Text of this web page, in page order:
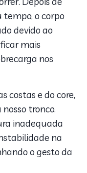
o corpo
devido ao
mais
nos
costas e do core,
tronco.
inadequada
na
o gesto da